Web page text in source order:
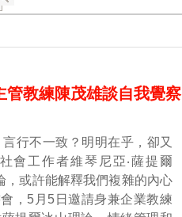
管教練陳茂雄談自我覺察
行不一致？明明在乎，卻又
會工作者維琴尼亞‧薩提爾
，或許能解釋我們複雜的內心
，5月5日邀請身兼企業教練